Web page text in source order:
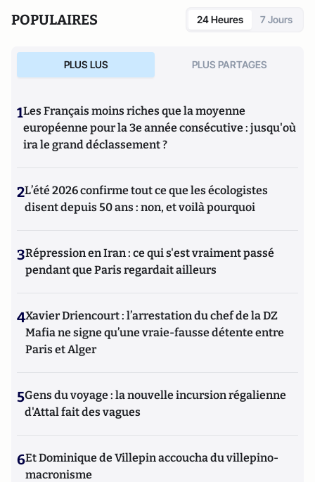
POPULAIRES 24 Heures 7 Jours
PLUS LUS PLUS PARTAGES
1Les Français moins riches que la moyenne
européenne pour la 3e année consécutive : jusqu'où
ira le grand déclassement ?
2L’été 2026 confirme tout ce que les écologistes
disent depuis 50 ans : non, et voilà pourquoi
3Répression en Iran : ce qui s'est vraiment passé
pendant que Paris regardait ailleurs
4Xavier Driencourt : l’arrestation du chef de la DZ
Mafia ne signe qu’une vraie-fausse détente entre
Paris et Alger
5Gens du voyage : la nouvelle incursion régalienne
d'Attal fait des vagues
6Et Dominique de Villepin accoucha du villepino-
macronisme